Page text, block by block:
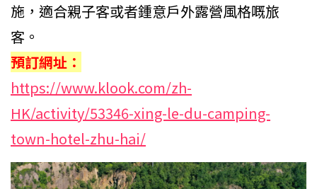
施，適合親子客或者鍾意戶外露營風格嘅旅
客。
預訂網址：
https://www.klook.com/zh-
HK/activity/53346-xing-le-du-camping-
town-hotel-zhu-hai/